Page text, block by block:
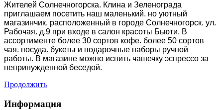
Жителей Солнечногорска. Клина и Зеленограда
приглашаем посетить наш маленький. но уютный
магазинчик. расположенный в городе Солнечногорск. ул.
Рабочая. д.9 при входе в салон красоты Бьюти. В
ассортименте более 30 сортов кофе. более 50 сортов
чая. посуда. букеты и подарочные наборы ручной
работы. В магазине можно испить чашечку эспрессо за
непринужденной беседой.
Продолжить
Информация